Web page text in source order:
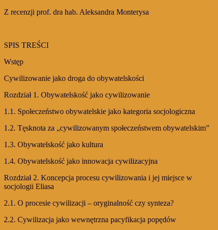
Z recenzji prof. dra hab. Aleksandra Monterysa
SPIS TREŚCI
Wstęp
Cywilizowanie jako droga do obywatelskości
Rozdział 1. Obywatelskość jako cywilizowanie
1.1. Społeczeństwo obywatelskie jako kategoria socjologiczna
1.2. Tęsknota za „cywilizowanym społeczeństwem obywatelskim”
1.3. Obywatelskość jako kultura
1.4. Obywatelskość jako innowacja cywilizacyjna
Rozdział 2. Koncepcja procesu cywilizowania i jej miejsce w
socjologii Eliasa
2.1. O procesie cywilizacji – oryginalność czy synteza?
2.2. Cywilizacja jako wewnętrzna pacyfikacja popędów